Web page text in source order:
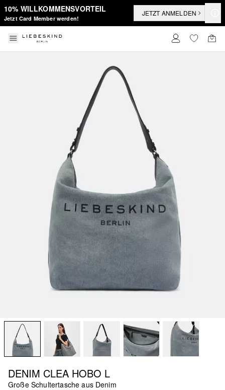
10% WILLKOMMENSVORTEIL
Jetzt Card Member werden!
JETZT ANMELDEN
DENIM CLEA HOBO L
Große Schultertasche aus Denim